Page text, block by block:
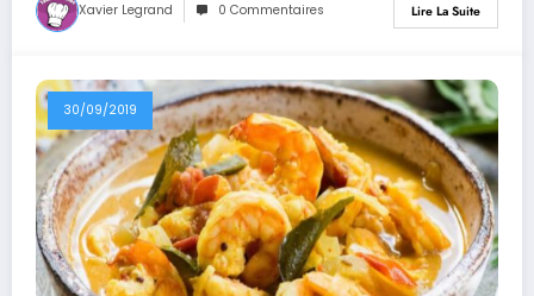
Xavier Legrand 0 Commentaires Lire La Suite
30/09/2019